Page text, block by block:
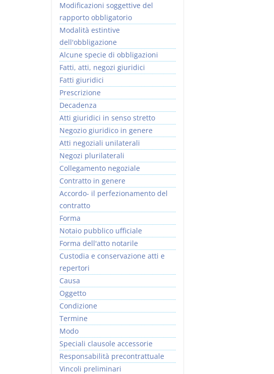
Modificazioni soggettive del
rapporto obbligatorio
Modalità estintive
dell'obbligazione
Alcune specie di obbligazioni
Fatti, atti, negozi giuridici
Fatti giuridici
Prescrizione
Decadenza
Atti giuridici in senso stretto
Negozio giuridico in genere
Atti negoziali unilaterali
Negozi plurilaterali
Collegamento negoziale
Contratto in genere
Accordo- il perfezionamento del
contratto
Forma
Notaio pubblico ufficiale
Forma dell'atto notarile
Custodia e conservazione atti e
repertori
Causa
Oggetto
Condizione
Termine
Modo
Speciali clausole accessorie
Responsabilità precontrattuale
Vincoli preliminari